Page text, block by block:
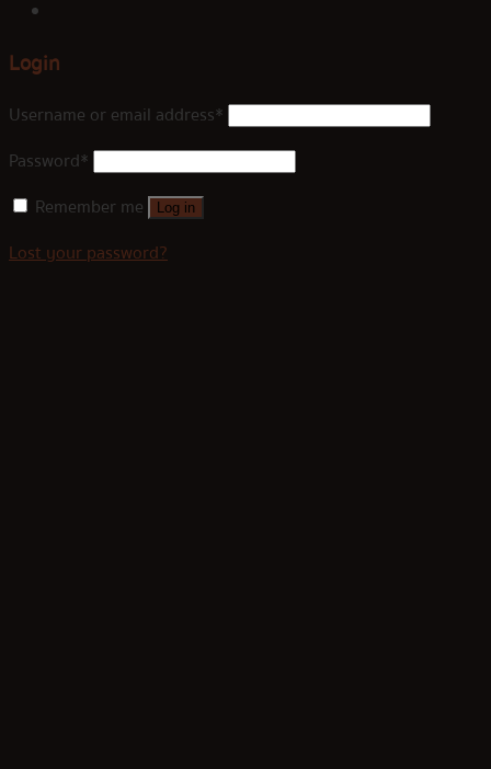
Login
Username or email address*
Password*
Remember me
Log in
Lost your password?